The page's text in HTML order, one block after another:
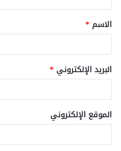
ق
*
الاسم *
البريد الإلكتروني *
الموقع الإلكتروني